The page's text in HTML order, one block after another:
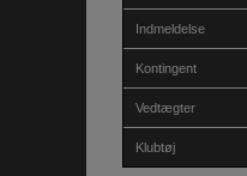
Indmeldelse
Kontingent
Vedtægter
Klubtøj